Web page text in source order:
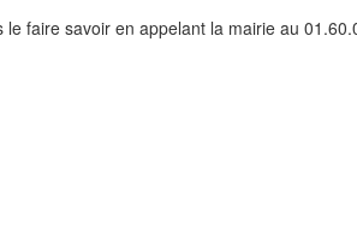
faire savoir en appelant la mairie au